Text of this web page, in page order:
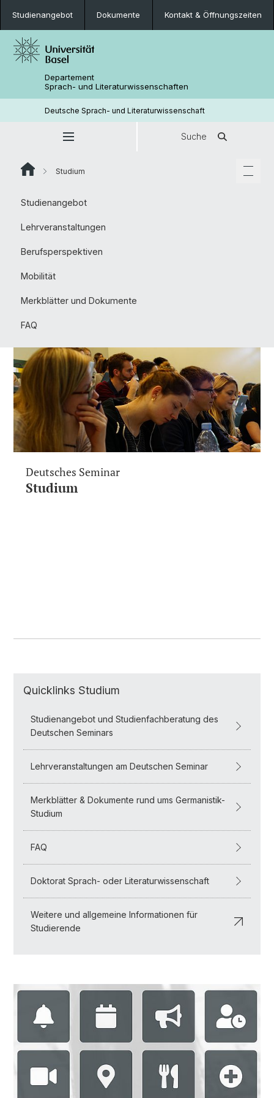
Studienangebot Dokumente Kontakt & Öffnungszeiten
Departement
Sprach- und Literaturwissenschaften
Deutsche Sprach- und Literaturwissenschaft
Suche
Studium
Studienangebot
Lehrveranstaltungen
Berufsperspektiven
Mobilität
Merkblätter und Dokumente
FAQ
Deutsches Seminar
Studium
Quicklinks Studium
Studienangebot und Studienfachberatung des
Deutschen Seminars
Lehrveranstaltungen am Deutschen Seminar
Merkblätter & Dokumente rund ums Germanistik-
Studium
FAQ
Doktorat Sprach- oder Literaturwissenschaft
Weitere und allgemeine Informationen für
Studierende